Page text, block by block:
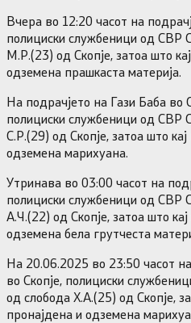
Вчера во 12:20 часот на
полициски службеници од СВР
М.Р.(23) од Скопје, затоа што
одземена прашкаста материја.
На подрачјето на Гази Баба во
полициски службеници од СВР
С.Р.(29) од Скопје, затоа што
одземена марихуана.
Утринава во 03:00 часот на
полициски службеници од СВР
А.Ч.(22) од Скопје, затоа што
одземена бела грутчеста
На 20.06.2025 во 23:50 часот
во Скопје, полициски
од слобода Х.А.(25) од Скопје,
пронајдена и одземена